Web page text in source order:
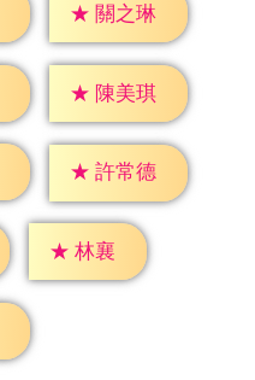
★ 關之琳
★ 陳美琪
★ 許常德
★ 林襄